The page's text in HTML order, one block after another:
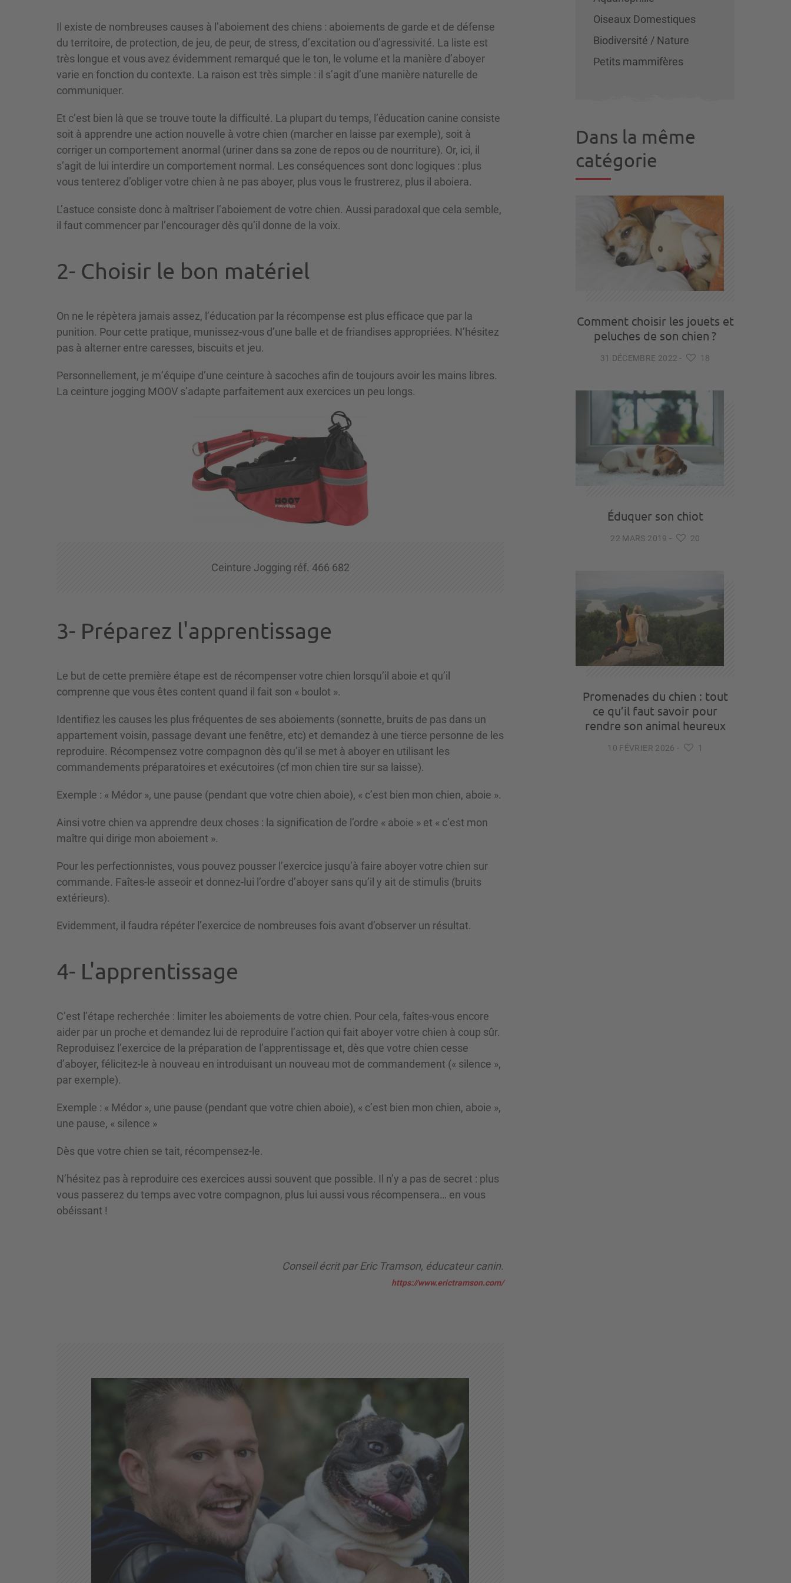
Il existe de nombreuses causes à l’aboiement des chiens : aboiements de garde et de défense
du territoire, de protection, de jeu, de peur, de stress, d’excitation ou d’agressivité. La liste est
très longue et vous avez évidemment remarqué que le ton, le volume et la manière d’aboyer
varie en fonction du contexte. La raison est très simple : il s’agit d’une manière naturelle de
communiquer.
Et c’est bien là que se trouve toute la difficulté. La plupart du temps, l’éducation canine consiste
soit à apprendre une action nouvelle à votre chien (marcher en laisse par exemple), soit à
corriger un comportement anormal (uriner dans sa zone de repos ou de nourriture). Or, ici, il
s’agit de lui interdire un comportement normal. Les conséquences sont donc logiques : plus
vous tenterez d’obliger votre chien à ne pas aboyer, plus vous le frustrerez, plus il aboiera.
L’astuce consiste donc à maîtriser l’aboiement de votre chien. Aussi paradoxal que cela semble,
il faut commencer par l’encourager dès qu’il donne de la voix.
2- Choisir le bon matériel
On ne le répètera jamais assez, l’éducation par la récompense est plus efficace que par la
punition. Pour cette pratique, munissez-vous d’une balle et de friandises appropriées. N’hésitez
pas à alterner entre caresses, biscuits et jeu.
Personnellement, je m’équipe d’une ceinture à sacoches afin de toujours avoir les mains libres.
La ceinture jogging MOOV s’adapte parfaitement aux exercices un peu longs.
Ceinture Jogging réf. 466 682
3- Préparez l'apprentissage
Le but de cette première étape est de récompenser votre chien lorsqu’il aboie et qu’il
comprenne que vous êtes content quand il fait son « boulot ».
Identifiez les causes les plus fréquentes de ses aboiements (sonnette, bruits de pas dans un
appartement voisin, passage devant une fenêtre, etc) et demandez à une tierce personne de les
reproduire. Récompensez votre compagnon dès qu’il se met à aboyer en utilisant les
commandements préparatoires et exécutoires (cf mon chien tire sur sa laisse).
Exemple : « Médor », une pause (pendant que votre chien aboie), « c’est bien mon chien, aboie ».
Ainsi votre chien va apprendre deux choses : la signification de l’ordre « aboie » et « c’est mon
maître qui dirige mon aboiement ».
Pour les perfectionnistes, vous pouvez pousser l’exercice jusqu’à faire aboyer votre chien sur
commande. Faîtes-le asseoir et donnez-lui l’ordre d’aboyer sans qu’il y ait de stimulis (bruits
extérieurs).
Evidemment, il faudra répéter l’exercice de nombreuses fois avant d’observer un résultat.
4- L'apprentissage
C’est l’étape recherchée : limiter les aboiements de votre chien. Pour cela, faîtes-vous encore
aider par un proche et demandez lui de reproduire l’action qui fait aboyer votre chien à coup sûr.
Reproduisez l’exercice de la préparation de l’apprentissage et, dès que votre chien cesse
d’aboyer, félicitez-le à nouveau en introduisant un nouveau mot de commandement (« silence »,
par exemple).
Exemple : « Médor », une pause (pendant que votre chien aboie), « c’est bien mon chien, aboie »,
une pause, « silence »
Dès que votre chien se tait, récompensez-le.
N’hésitez pas à reproduire ces exercices aussi souvent que possible. Il n’y a pas de secret : plus
vous passerez du temps avec votre compagnon, plus lui aussi vous récompensera… en vous
obéissant !
Conseil écrit par Eric Tramson, éducateur canin.
https://www.erictramson.com/
Oiseaux Domestiques
Biodiversité / Nature
Petits mammifères
Dans la même
catégorie
Comment choisir les jouets et
peluches de son chien ?
31 DÉCEMBRE 2022 - 18
Éduquer son chiot
22 MARS 2019 - 20
Promenades du chien : tout
ce qu’il faut savoir pour
rendre son animal heureux
10 FÉVRIER 2026 - 1